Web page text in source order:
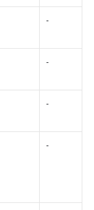
-
-
-
-